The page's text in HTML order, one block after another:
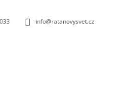
info@ratanovysvet.cz